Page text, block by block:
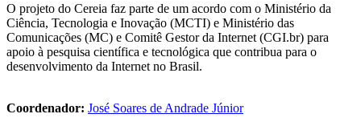
O projeto do Cereia faz parte de um acordo com o Ministério da
Ciência, Tecnologia e Inovação (MCTI) e Ministério das
Comunicações (MC) e Comitê Gestor da Internet (CGI.br) para
apoio à pesquisa científica e tecnológica que contribua para o
desenvolvimento da Internet no Brasil.
Coordenador: José Soares de Andrade Júnior